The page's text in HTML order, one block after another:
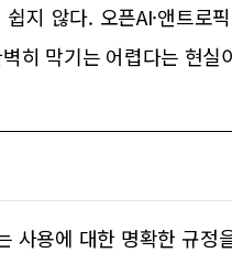
지 않다. 오픈AI·앤트로
히 막기는 어렵다는 현
사용에 대한 명확한 규정